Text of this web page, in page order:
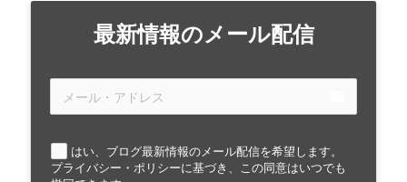
最新情報のメール配信
はい、ブログ最新情報のメール配信を希望します。
プライバシー・ポリシーに基づき、この同意はいつでも